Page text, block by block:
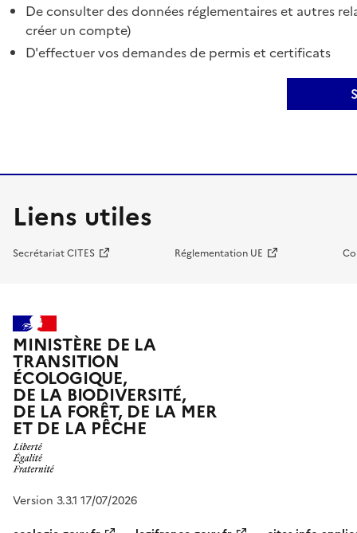
De consulter des données réglementaires et autres
créer un compte)
D'effectuer vos demandes de permis et certificats
Liens utiles
Secrétariat CITES Réglementation UE
MINISTÈRE DE LA
TRANSITION
ÉCOLOGIQUE,
DE LA BIODIVERSITÉ,
DE LA FORÊT, DE LA MER
ET DE LA PÊCHE
Version 3.3.1 17/07/2026